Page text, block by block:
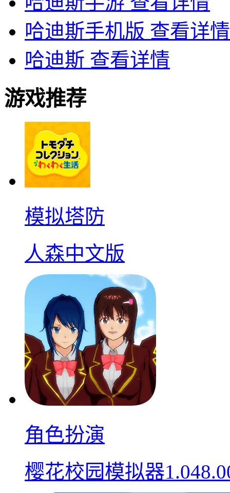
哈迪斯手机版 查看详情
哈迪斯 查看详情
游戏推荐
模拟塔防
人森中文版
角色扮演
樱花校园模拟器